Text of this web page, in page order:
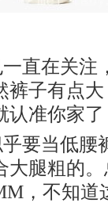
直在关注
裤子有点
认准你家了
要当低腰
大腿粗的
，不知道